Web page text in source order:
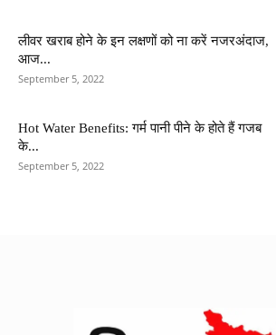
लीवर खराब होने के इन लक्षणों को ना करें नजरअंदाज,
आज...
September 5, 2022
Hot Water Benefits: गर्म पानी पीने के होते हैं गजब
के...
September 5, 2022